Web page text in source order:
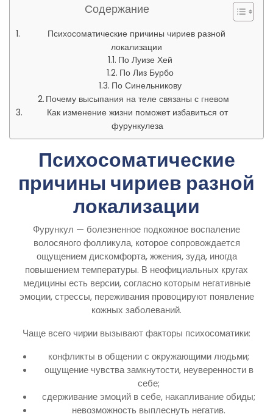
Содержание
Психосоматические причины чириев разной
локализации
По Луизе Хей
По Лиз Бурбо
По Синельникову
Почему высыпания на теле связаны с гневом
Как изменение жизни поможет избавиться от
фурункулеза
Психосоматические
причины чириев разной
локализации
Фурункул — болезненное подкожное воспаление
волосяного фолликула, которое сопровождается
ощущением дискомфорта, жжения, зуда, иногда
повышением температуры. В неофициальных кругах
медицины есть версии, согласно которым негативные
эмоции, стрессы, переживания провоцируют появление
кожных заболеваний.
Чаще всего чирии вызывают факторы психосоматики:
конфликты в общении с окружающими людьми;
ощущение чувства замкнутости, неуверенности в
себе;
сдерживание эмоций в себе, накапливание обиды;
невозможность выплеснуть негатив.